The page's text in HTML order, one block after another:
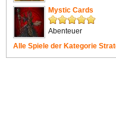
Mystic Cards
Abenteuer
Alle Spiele der Kategorie